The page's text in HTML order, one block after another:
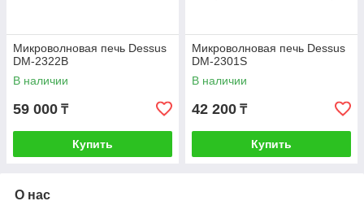
Микроволновая печь Dessus
DM-2322B
В наличии
59 000 ₸
Купить
Микроволновая печь Dessus
DM-2301S
В наличии
42 200 ₸
Купить
О нас